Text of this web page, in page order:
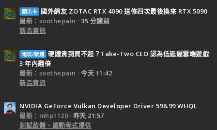
顯示卡
國外網友 ZOTAC RTX 4090 送修四次最後換來 RTX 5090
最新：soothepain
35 分鐘前
新品資訊
電玩/軟體 硬體貴到買不起？Take-Two CEO 認為低延遲雲端遊戲
3 年內翻倍
最新：soothepain
今天 11:42
新品資訊
NVIDIA GeForce Vulkan Developer Driver 596.99 WHQL
最新：mhp1120
昨天 21:57
測試軟體、驅動程式提供